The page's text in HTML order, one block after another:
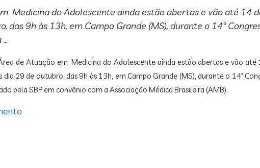
Medicina do Adolescente ainda estão abertas e vão até 14
9h às 13h, em Campo Grande (MS), durante o 14º
…
de Atuação em Medicina do Adolescente ainda estão abertas e vão até
dia 29 de outubro, das 9h às 13h, em Campo Grande (MS), durante o 14º
pela SBP em convênio com a Associação Médica Brasileira (AMB).